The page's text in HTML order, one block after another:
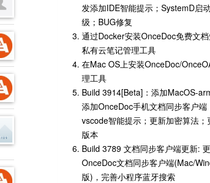
发添加IDE智能提示；SystemD启
级；BUG修复
通过Docker安装OnceDoc免费文
私有云笔记管理工具
在Mac OS上安装OnceDoc/
理工具
Build 3914[Beta]：添加MacOS-
添加OnceDoc手机文档同步客户端
vscode智能提示；更新加密算法
版本
Build 3789 文档同步客户端更新:
OnceDoc文档同步客户端(Mac/
版)，完善小程序蓝牙搜索